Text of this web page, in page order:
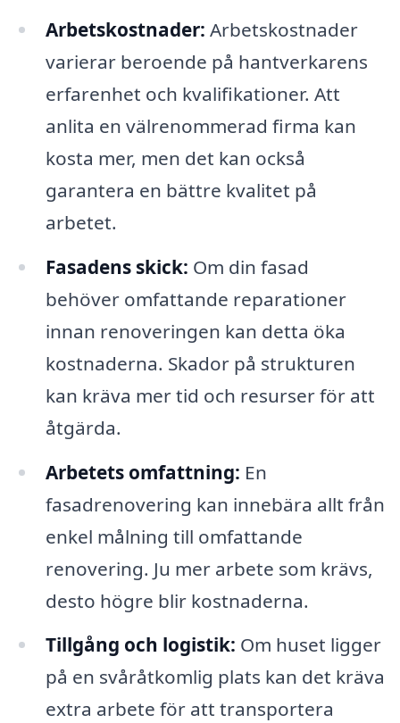
Arbetskostnader: Arbetskostnader
varierar beroende på hantverkarens
erfarenhet och kvalifikationer. Att
anlita en välrenommerad firma kan
kosta mer, men det kan också
garantera en bättre kvalitet på
arbetet.
Fasadens skick: Om din fasad
behöver omfattande reparationer
innan renoveringen kan detta öka
kostnaderna. Skador på strukturen
kan kräva mer tid och resurser för att
åtgärda.
Arbetets omfattning: En
fasadrenovering kan innebära allt från
enkel målning till omfattande
renovering. Ju mer arbete som krävs,
desto högre blir kostnaderna.
Tillgång och logistik: Om huset ligger
på en svåråtkomlig plats kan det kräva
extra arbete för att transportera